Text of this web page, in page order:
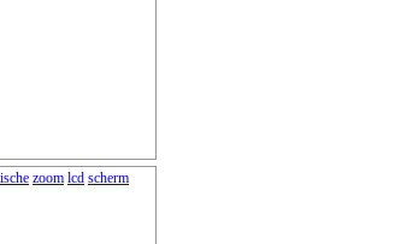
zoom lcd scherm